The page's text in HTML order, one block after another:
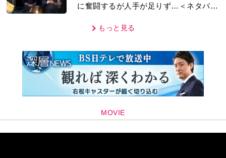
に奮闘するが人手が足りず…＜ネタバレ
もっと見る
MOVIE